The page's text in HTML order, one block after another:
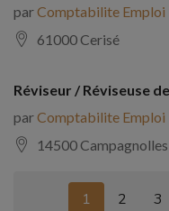
parComptabilite Emploi
61000 Cerisé
Réviseur / Réviseuse
parComptabilite Emploi
14500 Campagnolles
1 2 3